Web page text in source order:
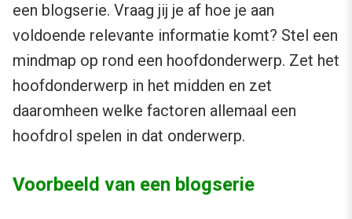
een blogserie. Vraag jij je af hoe je aan
voldoende relevante informatie komt? Stel een
mindmap op rond een hoofdonderwerp. Zet het
hoofdonderwerp in het midden en zet
daaromheen welke factoren allemaal een
hoofdrol spelen in dat onderwerp.
Voorbeeld van een blogserie